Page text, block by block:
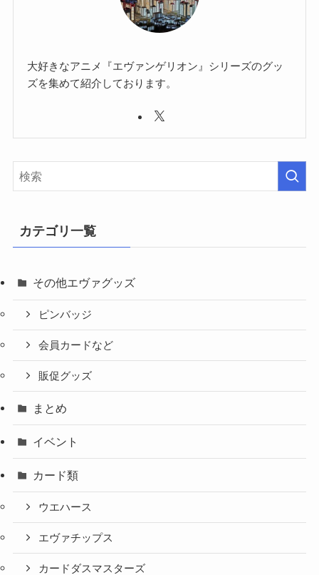
大好きなアニメ『エヴァンゲリオン』シリーズのグッ
ズを集めて紹介しております。
カテゴリ一覧
その他エヴァグッズ
ピンバッジ
会員カードなど
販促グッズ
まとめ
イベント
カード類
ウエハース
エヴァチップス
カードダスマスターズ